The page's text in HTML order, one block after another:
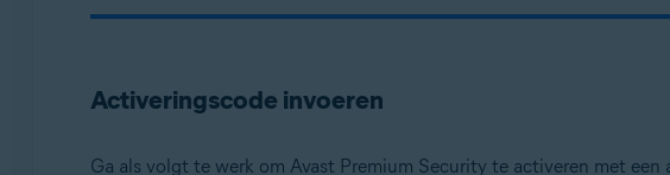
Activeringscode invoeren
Ga als volgt te werk om Avast Premium Security te activeren met een